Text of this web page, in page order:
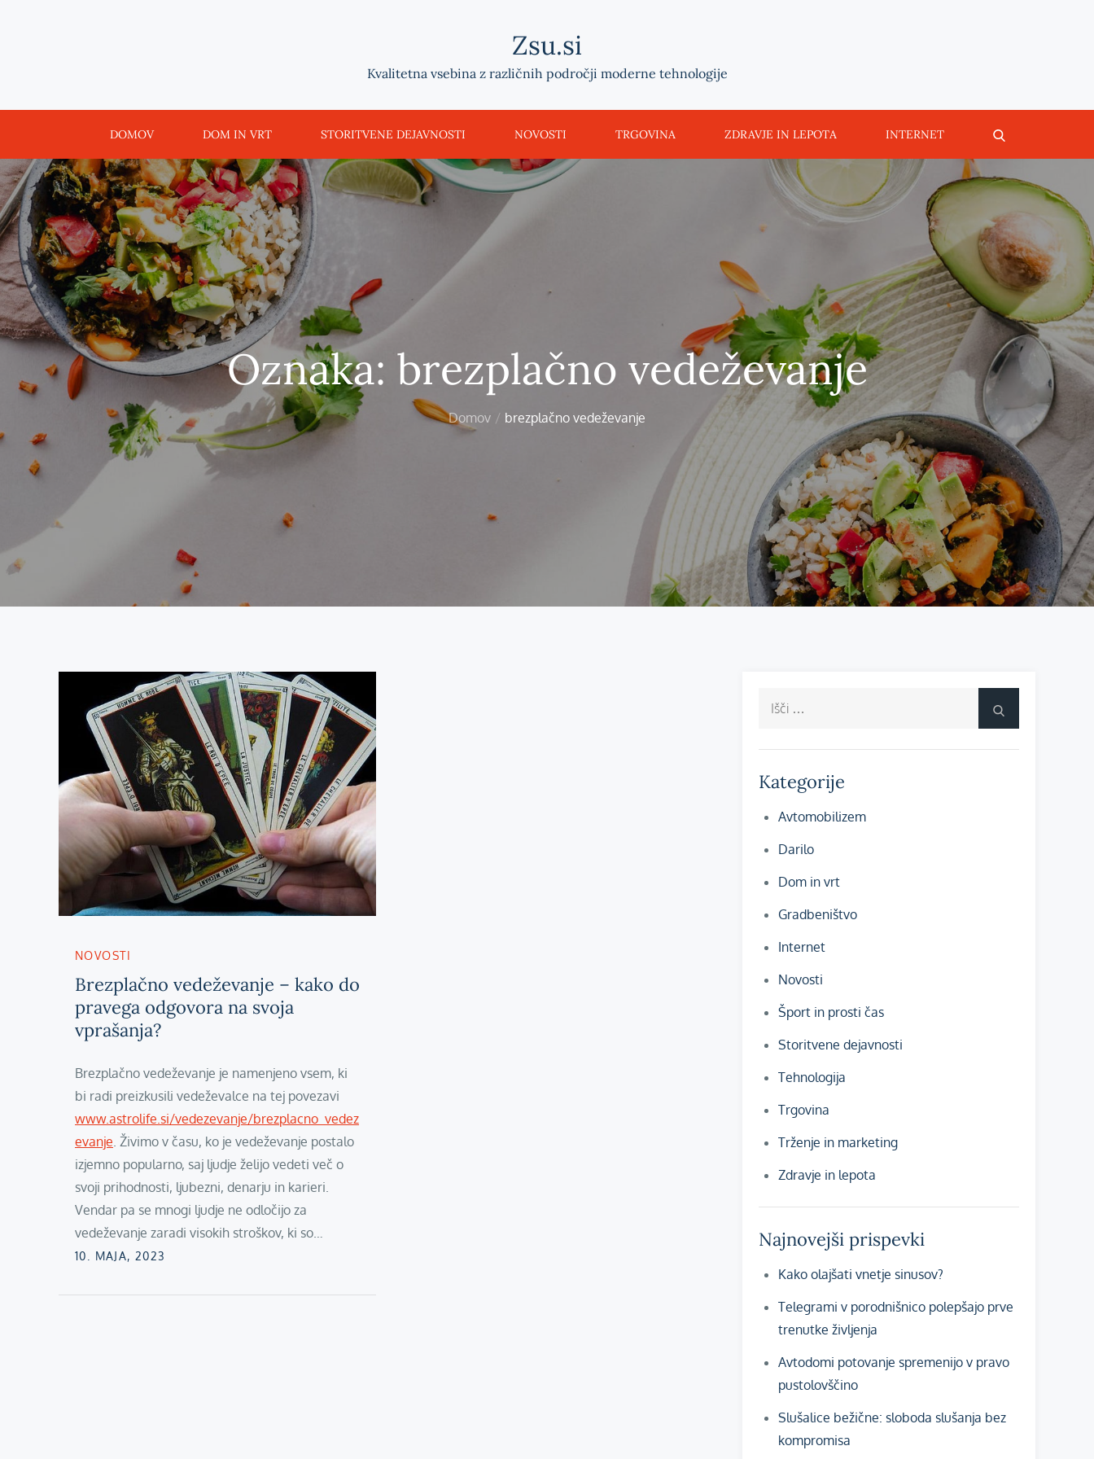
Zsu.si
Kvalitetna vsebina z različnih področji moderne tehnologije
DOMOV DOM IN VRT STORITVENE DEJAVNOSTI NOVOSTI TRGOVINA ZDRAVJE IN LEPOTA INTERNET
Oznaka: brezplačno vedeževanje
Domov brezplačno vedeževanje
NOVOSTI
Brezplačno vedeževanje – kako do
pravega odgovora na svoja
vprašanja?
Brezplačno vedeževanje je namenjeno vsem, ki
bi radi preizkusili vedeževalce na tej povezavi
www.astrolife.si/vedezevanje/brezplacno_vedez
evanje. Živimo v času, ko je vedeževanje postalo
izjemno popularno, saj ljudje želijo vedeti več o
svoji prihodnosti, ljubezni, denarju in karieri.
Vendar pa se mnogi ljudje ne odločijo za
vedeževanje zaradi visokih stroškov, ki so…
Posted
10. MAJA, 2023
Išči:
Kategorije
Avtomobilizem
Darilo
Dom in vrt
Gradbeništvo
Internet
Novosti
Šport in prosti čas
Storitvene dejavnosti
Tehnologija
Trgovina
Trženje in marketing
Zdravje in lepota
Najnovejši prispevki
Kako olajšati vnetje sinusov?
Telegrami v porodnišnico polepšajo prve
trenutke življenja
Avtodomi potovanje spremenijo v pravo
pustolovščino
Slušalice bežične: sloboda slušanja bez
kompromisa